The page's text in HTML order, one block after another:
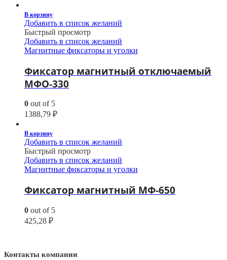
В корзину
Добавить в список желаний
Быстрый просмотр
Добавить в список желаний
Магнитные фиксаторы и уголки
Фиксатор магнитный отключаемый
МФО-330
0 out of 5
1388,79 ₽
В корзину
Добавить в список желаний
Быстрый просмотр
Добавить в список желаний
Магнитные фиксаторы и уголки
Фиксатор магнитный МФ-650
0 out of 5
425,28 ₽
Контакты компании